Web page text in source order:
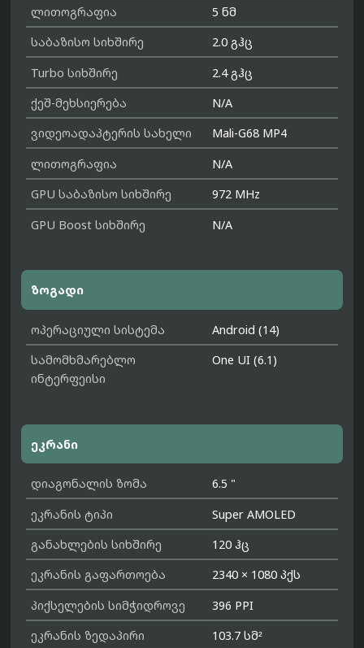
ლითოგრაფია
5 ნმ
საბაზისო სიხშირე
2.0 გჰც
Turbo სიხშირე
2.4 გჰც
ქეშ-მეხსიერება
N/A
ვიდეოადაპტერის სახელი
Mali-G68 MP4
ლითოგრაფია
N/A
GPU საბაზისო სიხშირე
972 MHz
GPU Boost სიხშირე
N/A
ზოგადი
ოპერაციული სისტემა
Android (14)
სამომხმარებლო
ინტერფეისი
One UI (6.1)
ეკრანი
დიაგონალის ზომა
6.5 "
ეკრანის ტიპი
Super AMOLED
განახლების სიხშირე
120 ჰც
ეკრანის გაფართოება
2340 × 1080 პქს
პიქსელების სიმჭიდროვე
396 PPI
ეკრანის ზედაპირი
103.7 სმ²